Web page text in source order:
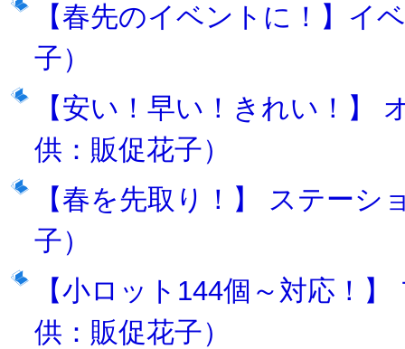
【春先のイベントに！】イ
子）
【安い！早い！きれい！】
供：販促花子）
【春を先取り！】 ステー
子）
【小ロット144個～対応！
供：販促花子）